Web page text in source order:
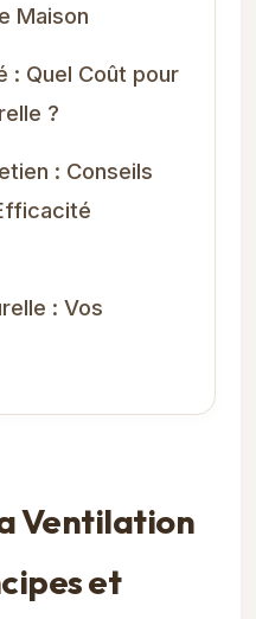
Maison
: Quel Coût pour
?
: Conseils
: Vos
Ventilation
et